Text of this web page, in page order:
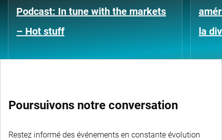
Podcast: In tune with the markets
– Hot stuff
la
Poursuivons notre conversation
Restez informé des événements en constante évolution